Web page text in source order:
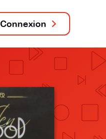
Connexion